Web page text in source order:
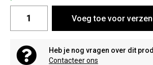
Voeg toe voor
Heb je nog vragen over dit
Contacteer ons